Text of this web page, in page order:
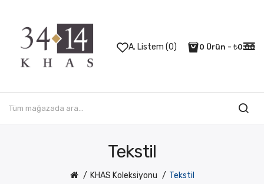
A. Listem (0) 0 Ürün - ₺0,00
Tekstil
KHAS Koleksiyonu Tekstil